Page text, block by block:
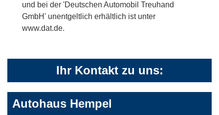
und bei der 'Deutschen Automobil Treuhand
GmbH' unentgeltlich erhältlich ist unter
www.dat.de.
Ihr Kontakt zu uns:
Autohaus Hempel